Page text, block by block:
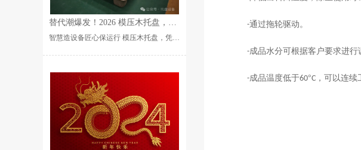
-通过拖轮驱动。
-成品水分可根据客户要求进行
-成品温度低于60°C ，可以连续